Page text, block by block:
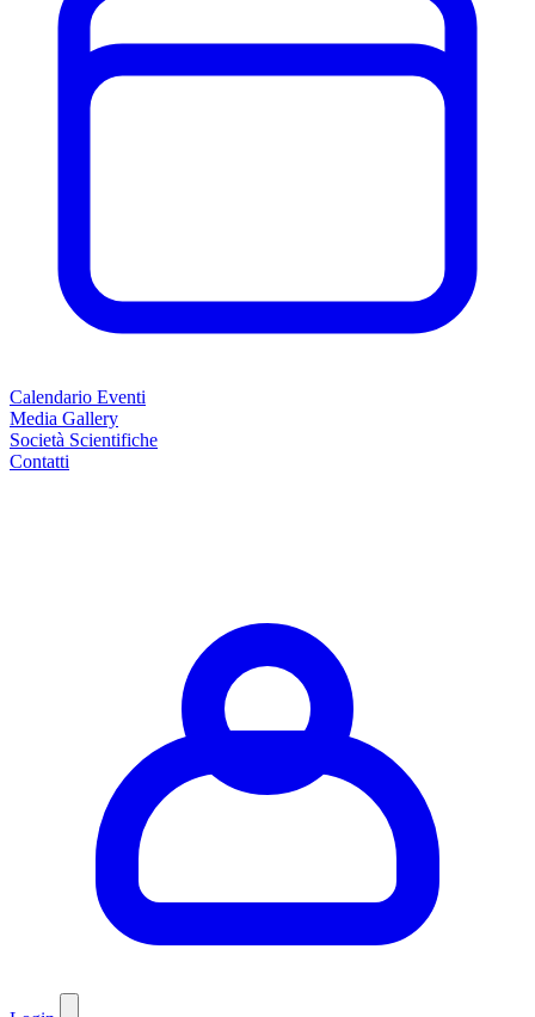
Calendario Eventi
Media Gallery
Società Scientifiche
Contatti